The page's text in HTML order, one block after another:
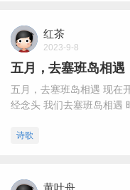
红茶
2023-9-8
五月，去塞班岛相遇
五月，去塞班岛相遇 现在
经念头 我们去塞班岛相遇
诗歌
黄叶舟